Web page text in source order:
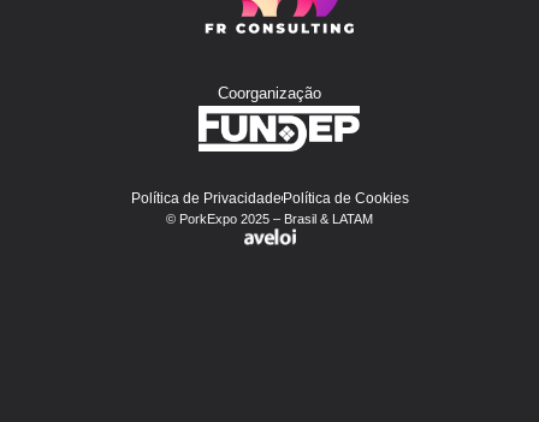
Coorganização
Política de PrivacidadePolítica de Cookies
© PorkExpo 2025 – Brasil & LATAM